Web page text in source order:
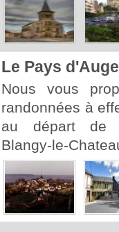
Le Pays
Nous vous
randonnées à
au départ de
Blangy-le-